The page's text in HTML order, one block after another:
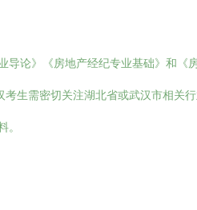
导论》《房地产经纪专业基础》和《
生需密切关注湖北省或武汉市相关
。